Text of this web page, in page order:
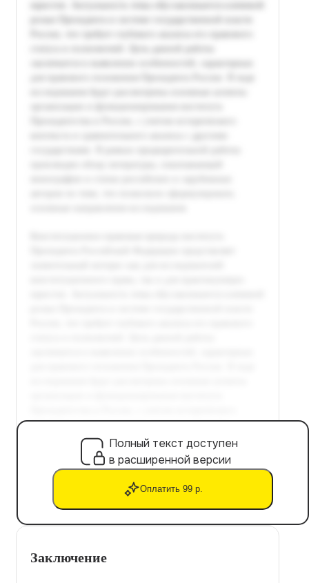
Полный текст доступен
в расширенной версии
Оплатить 99 р.
Заключение